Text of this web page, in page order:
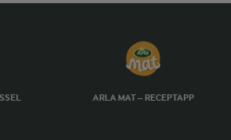
ARLA MAT – RECEPTAPP